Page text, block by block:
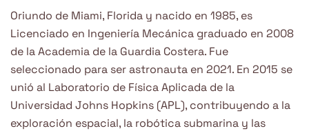
Oriundo de Miami, Florida y nacido en 1985, es
Licenciado en Ingeniería Mecánica graduado en 2008
de la Academia de la Guardia Costera. Fue
seleccionado para ser astronauta en 2021. En 2015 se
unió al Laboratorio de Física Aplicada de la
Universidad Johns Hopkins (APL), contribuyendo a la
exploración espacial, la robótica submarina y las